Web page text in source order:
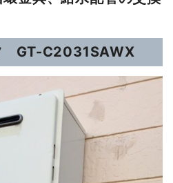
GT-C2031SAWX